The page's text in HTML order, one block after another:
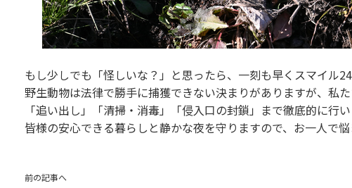
もし少しでも「怪しいな？」と思ったら、一刻も早くスマイル
野生動物は法律で勝手に捕獲できない決まりがありますが、私
「追い出し」「清掃・消毒」「侵入口の封鎖」まで徹底的に行い
皆様の安心できる暮らしと静かな夜を守りますので、お一人で
前の記事へ